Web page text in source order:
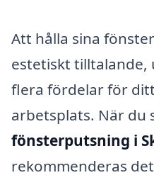
Att hålla sina
estetiskt tilltalande,
flera fördelar för
arbetsplats. När du
fönsterputsning i
rekommenderas